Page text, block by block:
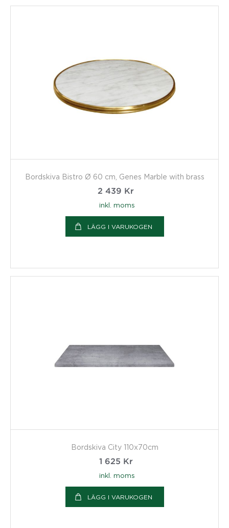
Bordskiva Bistro Ø 60 cm, Genes Marble with brass
2 439 Kr
inkl. moms
LÄGG I VARUKOGEN
Bordskiva City 110x70cm
1 625 Kr
inkl. moms
LÄGG I VARUKOGEN